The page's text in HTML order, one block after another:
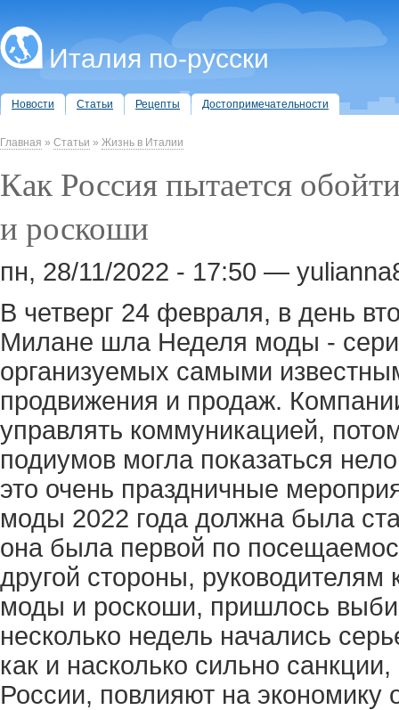
Италия по-русски
Новости Статьи Рецепты Достопримечательности
Главная » Статьи » Жизнь в Италии
Как Россия пытается
и роскоши
пн, 28/11/2022 - 17:50 —
В четверг 24 февраля, в день
Милане шла Неделя моды -
организуемых самыми
продвижения и продаж.
управлять коммуникацией,
подиумов могла показаться
это очень праздничные
моды 2022 года должна была
она была первой по
другой стороны,
моды и роскоши, пришлось
несколько недель начались
как и насколько сильно
России, повлияют на экономику